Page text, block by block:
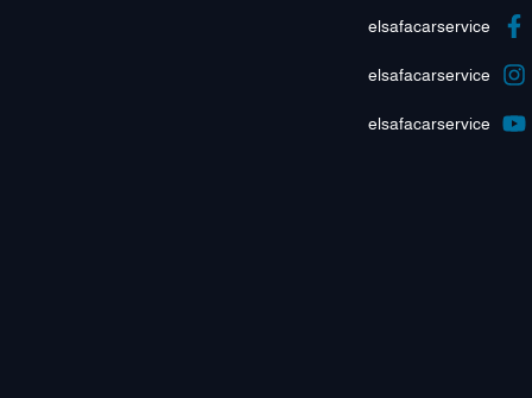
elsafacarservice
elsafacarservice
elsafacarservice